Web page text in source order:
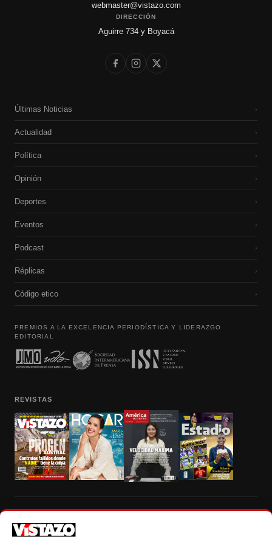
webmaster@vistazo.com
DIRECCIÓN
Aguirre 734 y Boyacá
Últimas Noticias ›
Actualidad ›
Política ›
Opinión ›
Deportes ›
Eventos ›
Podcast ›
Réplicas ›
Código etico ›
PREMIOS A LA EXCELENCIA PERIODÍSTICA Y LIDERAZGO
EDITORIAL
REVISTAS
autorización escrita de su titular, de todos los contenidos de Vistazo.com.